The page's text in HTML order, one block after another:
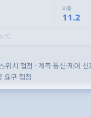
비중
11.2
위치 접점 · 계측·통신·제어
요구 접점